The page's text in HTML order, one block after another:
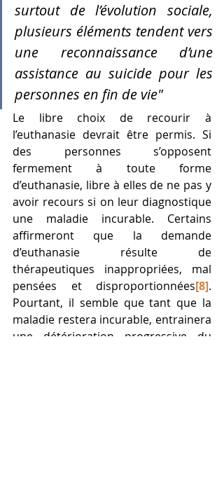
surtout de l’évolution sociale,
plusieurs éléments tendent vers
une reconnaissance d’une
assistance au suicide pour les
personnes en fin de vie"
Le libre choix de recourir à
l’euthanasie devrait être permis. Si
des personnes s’opposent
fermement à toute forme
d’euthanasie, libre à elles de ne pas y
avoir recours si on leur diagnostique
une maladie incurable. Certains
affirmeront que la demande
d’euthanasie résulte de
thérapeutiques inappropriées, mal
pensées et disproportionnées[8].
Pourtant, il semble que tant que la
maladie restera incurable, entrainera
une détérioration progressive du